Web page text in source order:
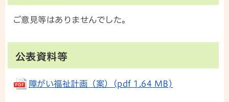
ご意見等はありませんでした。
公表資料等
障がい福祉計画（案）(pdf 1.64 MB)